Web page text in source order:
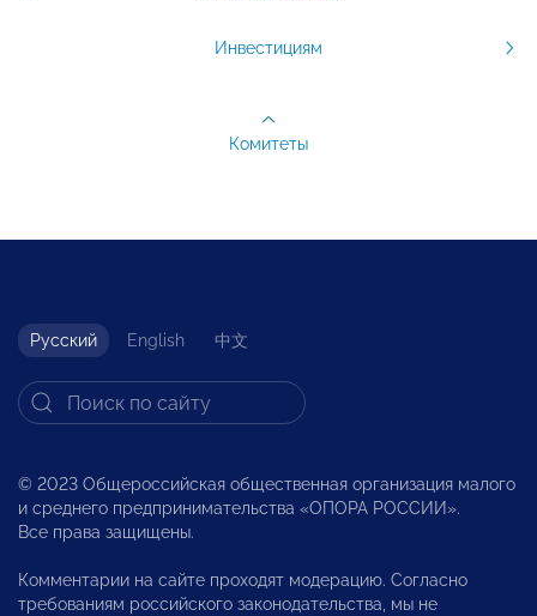
Инвестициям
Комитеты
Русский English 中文
© 2023 Общероссийская общественная организация малого
и среднего предпринимательства «ОПОРА РОССИИ».
Все права защищены.
Комментарии на сайте проходят модерацию. Согласно
требованиям российского законодательства, мы не